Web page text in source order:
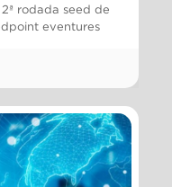
rodada seed de
eventures